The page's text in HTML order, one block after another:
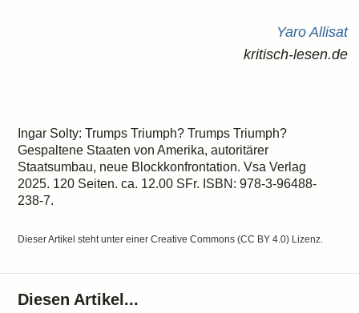
Yaro Allisat
kritisch-lesen.de
Ingar Solty: Trumps Triumph? Trumps Triumph?
Gespaltene Staaten von Amerika, autoritärer
Staatsumbau, neue Blockkonfrontation. Vsa Verlag
2025. 120 Seiten. ca. 12.00 SFr. ISBN: 978-3-96488-
238-7.
Dieser Artikel steht unter einerCreative Commons (CC BY 4.0) Lizenz.
Diesen Artikel...